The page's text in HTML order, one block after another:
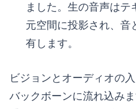
ました。生の音声はテ
元空間に投影され、音
有します。
ビジョンとオーディオの
バックボーンに流れ込み